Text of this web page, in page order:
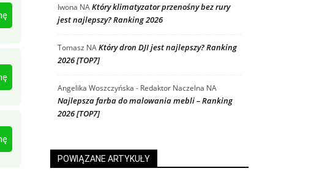
Iwona NAKtóry klimatyzator przenośny bez rury
jest najlepszy? Ranking 2026
Tomasz NAKtóry dron DJI jest najlepszy? Ranking
2026 [TOP7]
Angelika Woszczyńska - Redaktor Naczelna NA
Najlepsza farba do malowania mebli – Ranking
2026 [TOP7]
POWIĄZANE ARTYKUŁY